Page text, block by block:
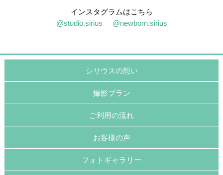
インスタグラムはこちら
@studio.sirius
@newborn.sirius
シリウスの想い
撮影プラン
ご利用の流れ
お客様の声
フォトギャラリー